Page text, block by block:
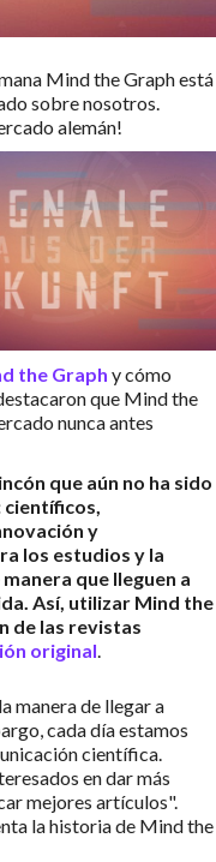
Mind the Graph está
sobre nosotros.
alemán!
the Graph y cómo
que Mind the
nunca antes
que aún no ha sido
y
los estudios y la
que lleguen a
Así, utilizar Mind the
de las revistas
original.
manera de llegar a
cada día estamos
científica.
en dar más
mejores artículos".
la historia de Mind the